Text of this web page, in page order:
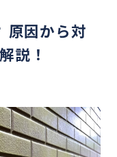
原因から対
説！